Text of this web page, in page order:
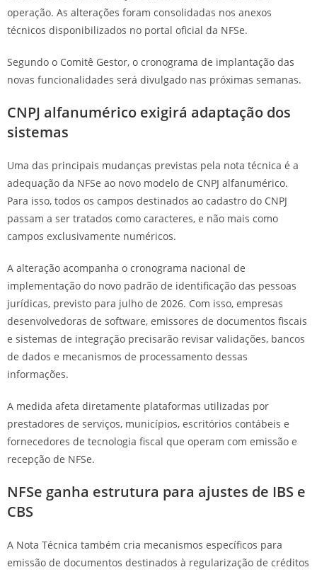
operação. As alterações foram consolidadas nos anexos
técnicos disponibilizados no portal oficial da NFSe.
Segundo o Comitê Gestor, o cronograma de implantação das
novas funcionalidades será divulgado nas próximas semanas.
CNPJ alfanumérico exigirá adaptação dos
sistemas
Uma das principais mudanças previstas pela nota técnica é a
adequação da NFSe ao novo modelo de CNPJ alfanumérico.
Para isso, todos os campos destinados ao cadastro do CNPJ
passam a ser tratados como caracteres, e não mais como
campos exclusivamente numéricos.
A alteração acompanha o cronograma nacional de
implementação do novo padrão de identificação das pessoas
jurídicas, previsto para julho de 2026. Com isso, empresas
desenvolvedoras de software, emissores de documentos fiscais
e sistemas de integração precisarão revisar validações, bancos
de dados e mecanismos de processamento dessas
informações.
A medida afeta diretamente plataformas utilizadas por
prestadores de serviços, municípios, escritórios contábeis e
fornecedores de tecnologia fiscal que operam com emissão e
recepção de NFSe.
NFSe ganha estrutura para ajustes de IBS e
CBS
A Nota Técnica também cria mecanismos específicos para
emissão de documentos destinados à regularização de créditos